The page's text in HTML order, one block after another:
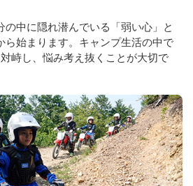
の中に隠れ潜んでいる「弱い心」と
ら始まります。キャンプ生活の中で
峙し、悩み考え抜くことが大切で